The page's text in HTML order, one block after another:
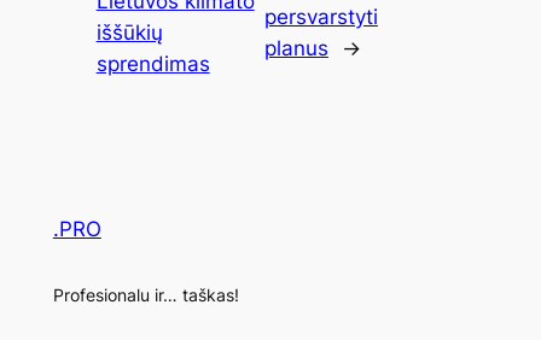
iššūkių
sprendimas
persvarstyti
planus
→
.PRO
Profesionalu ir… taškas!